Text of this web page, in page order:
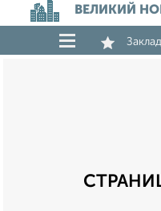
ВЕЛИКИЙ